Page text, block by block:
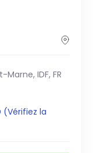
IDF, FR
(Vérifiez la